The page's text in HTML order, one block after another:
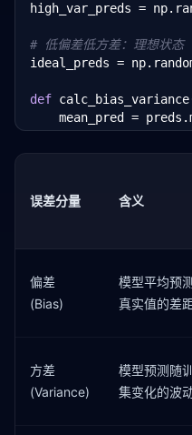
print(f"总误差 (分解
high_var_preds =
# 低偏差低方差：理想状态
ideal_preds =
def
mean_pred =
bias_sq =
variance =
for name, preds
b, v =
    print(
f"{name}:
误差分量 含义
偏差
(Bias)
模型平均预
真实值的差
方差
(Variance)
模型预测随
集变化的波